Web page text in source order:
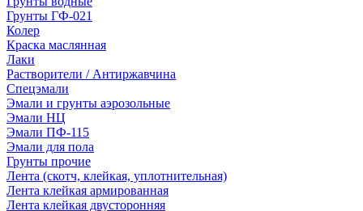
Грунты ГФ-021
Колер
Краска маслянная
Лаки
Растворители / Антиржавчина
Спецэмали
Эмали и грунты аэрозольные
Эмали НЦ
Эмали ПФ-115
Эмали для пола
Грунты прочие
Лента (скотч, клейкая, уплотнительная)
Лента клейкая армированная
Лента клейкая двусторонняя